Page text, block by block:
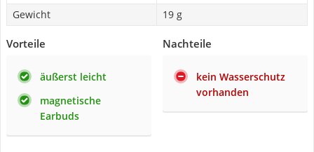
Gewicht
19 g
Vorteile
äußerst leicht
magnetische
Earbuds
Nachteile
kein Wasserschutz
vorhanden